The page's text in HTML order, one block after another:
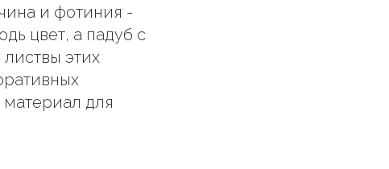
и фотиния -
цвет, а падуб с
этих
материал для